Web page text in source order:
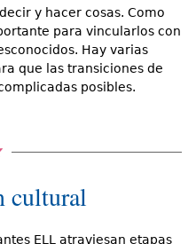
y hacer cosas. Como
para vincularlos con
Hay varias
que las transiciones de
posibles.
cultural
ELL atraviesan etapas